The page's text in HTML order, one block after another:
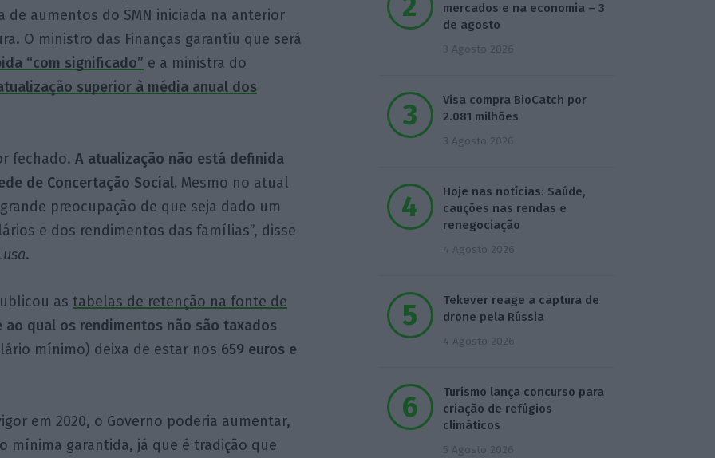
de aumentos do SMN iniciada na anterior
O ministro das Finanças garantiu que será
“com significado” e a ministra do
superior à média anual dos
fechado. A atualização não está definida
de Concertação Social. Mesmo no atual
preocupação de que seja dado um
e dos rendimentos das famílias”, disse
.
as tabelas de retenção na fonte de
ao qual os rendimentos não são taxados
mínimo) deixa de estar nos 659 euros e
em 2020, o Governo poderia aumentar,
mínima garantida, já que é tradição que
mercados e na economia – 3
de agosto
3 Agosto 2026
Visa compra BioCatch por
2.081 milhões
3 Agosto 2026
Hoje nas notícias: Saúde,
cauções nas rendas e
renegociação
4 Agosto 2026
Tekever reage a captura de
drone pela Rússia
4 Agosto 2026
Turismo lança concurso para
criação de refúgios
climáticos
5 Agosto 2026